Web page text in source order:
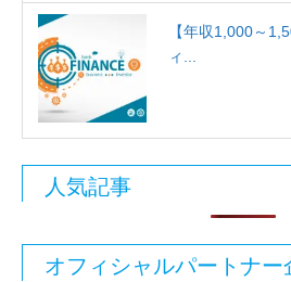
【年収1,000～
ィ...
人気記事
オフィシャルパートナー